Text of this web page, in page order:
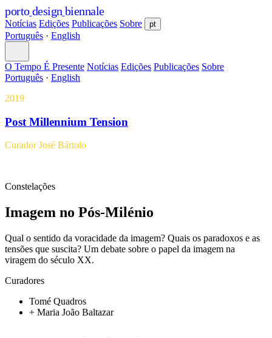
porto design biennale
Notícias Edições Publicações Sobre pt
Português · English
O Tempo É Presente Notícias Edições Publicações Sobre
Português · English
2019
Post Millennium Tension
CuradorJosé Bártolo
Constelações
Imagem no Pós-Milénio
Qual o sentido da voracidade da imagem? Quais os paradoxos e as
tensões que suscita? Um debate sobre o papel da imagem na
viragem do século XX.
Curadores
Tomé Quadros
+ Maria João Baltazar